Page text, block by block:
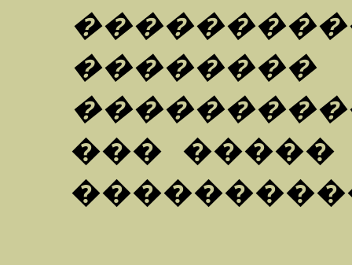
��� �����